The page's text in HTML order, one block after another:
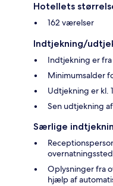
Hotellets
162 værelser
Indtjekning/
Indtjekning er fra
Minimumsalder
Udtjekning er kl.
Sen udtjekning
Særlige
Oplysninger fra
hjælp af